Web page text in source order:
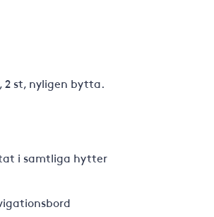
2 st, nyligen bytta.
i samtliga hytter